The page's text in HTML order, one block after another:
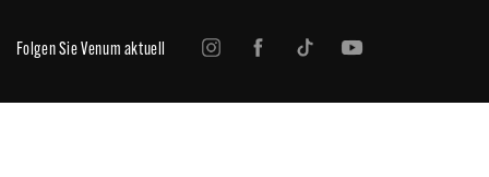
Folgen Sie Venum aktuell